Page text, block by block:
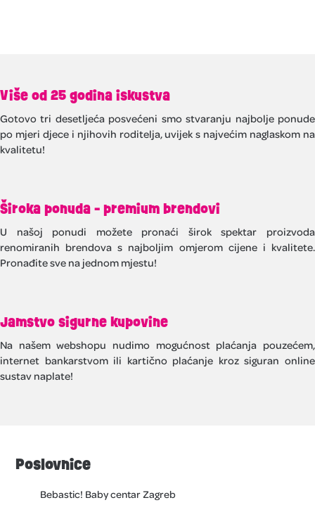
Više od 25 godina iskustva
Gotovo tri desetljeća posvećeni smo stvaranju najbolje ponude
po mjeri djece i njihovih roditelja, uvijek s najvećim naglaskom na
kvalitetu!
Široka ponuda - premium brendovi
U našoj ponudi možete pronaći širok spektar proizvoda
renomiranih brendova s najboljim omjerom cijene i kvalitete.
Pronađite sve na jednom mjestu!
Jamstvo sigurne kupovine
Na našem webshopu nudimo mogućnost plaćanja pouzećem,
internet bankarstvom ili kartično plaćanje kroz siguran online
sustav naplate!
Poslovnice
Bebastic! Baby centar Zagreb